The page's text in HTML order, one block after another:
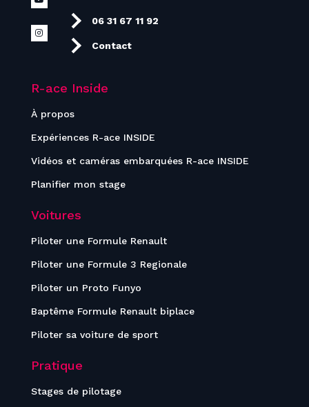
06 31 67 11 92
Contact
R-ace Inside
À propos
Expériences R-ace INSIDE
Vidéos et caméras embarquées R-ace INSIDE
Planifier mon stage
Voitures
Piloter une Formule Renault
Piloter une Formule 3 Regionale
Piloter un Proto Funyo
Baptême Formule Renault biplace
Piloter sa voiture de sport
Pratique
Stages de pilotage